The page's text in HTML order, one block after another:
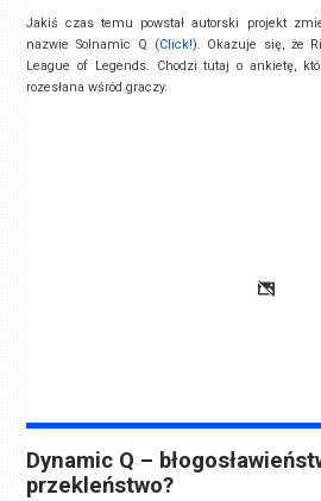
Jakiś czas temu powstał autorski projekt
nazwie Solnamic Q (Click!). Okazuje się, że
League of Legends. Chodzi tutaj o ankietę,
rozesłana wśród graczy.
Dynamic Q –
przekleństwo?